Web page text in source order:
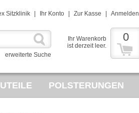
Sitzklinik Ihr Konto Zur Kasse Anmelden
erweiterte Suche
Ihr Warenkorb
ist derzeit leer.
0
POLSTERUNGEN